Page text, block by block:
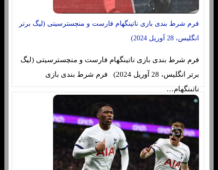
فرم شرط بندی بازی ناتینگهام فارست و منچسترسیتی (لیگ برتر
انگلیس، 28 آوریل 2024)
فرم شرط بندی بازی ناتینگهام فارست و منچسترسیتی (لیگ
برتر انگلیس، 28 آوریل 2024) فرم شرط بندی بازی
ناتینگهام…